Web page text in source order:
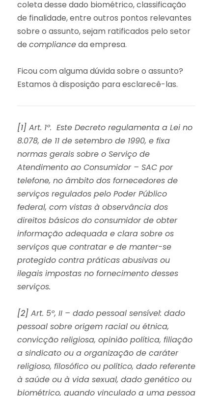
coleta desse dado biométrico, classificação
de finalidade, entre outros pontos relevantes
sobre o assunto, sejam ratificados pelo setor
de complianceda empresa.
Ficou com alguma dúvida sobre o assunto?
Estamos à disposição para esclarecê-las.
[1] Art. 1º. Este Decreto regulamenta a Lei no
8.078, de 11 de setembro de 1990, e fixa
normas gerais sobre o Serviço de
Atendimento ao Consumidor – SAC por
telefone, no âmbito dos fornecedores de
serviços regulados pelo Poder Público
federal, com vistas à observância dos
direitos básicos do consumidor de obter
informação adequada e clara sobre os
serviços que contratar e de manter-se
protegido contra práticas abusivas ou
ilegais impostas no fornecimento desses
serviços.
[2] Art. 5º, II – dado pessoal sensível: dado
pessoal sobre origem racial ou étnica,
convicção religiosa, opinião política, filiação
a sindicato ou a organização de caráter
religioso, filosófico ou político, dado referente
à saúde ou à vida sexual, dado genético ou
biométrico, quando vinculado a uma pessoa